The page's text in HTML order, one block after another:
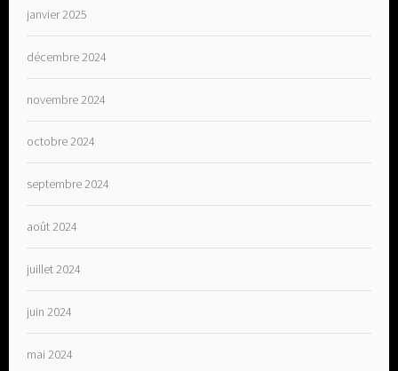
janvier 2025
décembre 2024
novembre 2024
octobre 2024
septembre 2024
août 2024
juillet 2024
juin 2024
mai 2024